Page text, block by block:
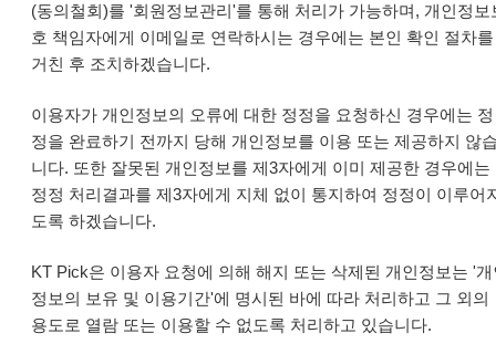
(동의철회)를 '회원정보관리'를 통해 처리가 가능하며, 개인정보
호 책임자에게 이메일로 연락하시는 경우에는 본인 확인 절차를
거친 후 조치하겠습니다.
이용자가 개인정보의 오류에 대한 정정을 요청하신 경우에는 정
정을 완료하기 전까지 당해 개인정보를 이용 또는 제공하지 않
니다. 또한 잘못된 개인정보를 제3자에게 이미 제공한 경우에는
정정 처리결과를 제3자에게 지체 없이 통지하여 정정이 이루어
도록 하겠습니다.
KT Pick은 이용자 요청에 의해 해지 또는 삭제된 개인정보는 '개
정보의 보유 및 이용기간'에 명시된 바에 따라 처리하고 그 외의
용도로 열람 또는 이용할 수 없도록 처리하고 있습니다.